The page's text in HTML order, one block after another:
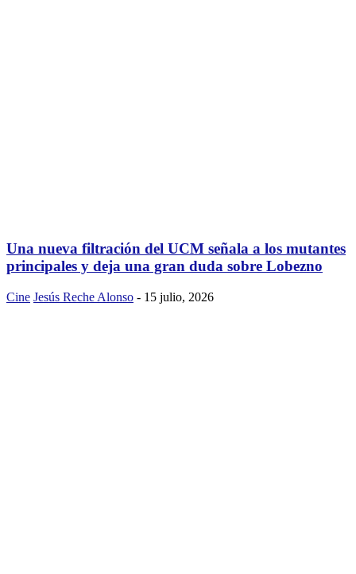
Una nueva filtración del UCM señala a los mutantes
principales y deja una gran duda sobre Lobezno
Cine Jesús Reche Alonso - 15 julio, 2026